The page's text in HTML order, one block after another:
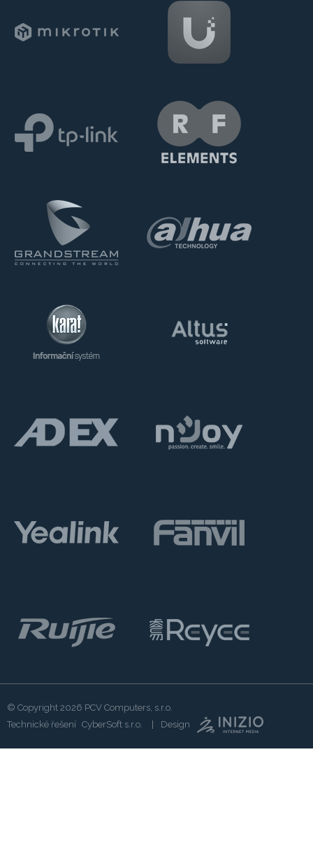
© Copyright 2026 PCV Computers, s.r.o.
Technické řešení CyberSoft s.r.o. Design